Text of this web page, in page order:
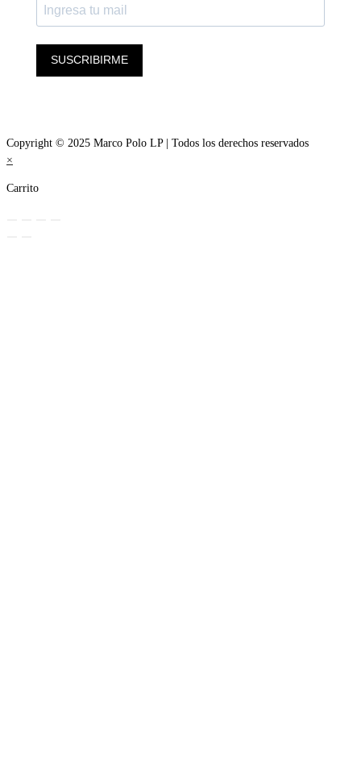
SUSCRIBIRME
Copyright © 2025 Marco Polo LP | Todos los derechos reservados
×
Carrito